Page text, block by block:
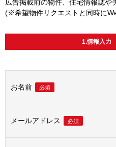
広告掲載前の物件、住宅情報誌や
(※希望物件リクエストと同時に
1.情報入力
お名前 必須
メールアドレス 必須